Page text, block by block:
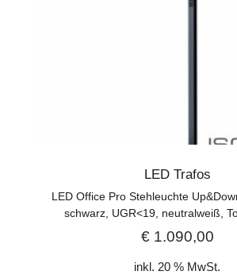
LED Trafos
LED Office Pro Stehleuchte
schwarz, UGR<19, neutralweiß,
€1.090,00
inkl. 20 % MwSt.